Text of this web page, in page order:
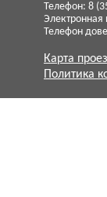
Телефон: 8
Электронная
Телефон
Карта
Политика